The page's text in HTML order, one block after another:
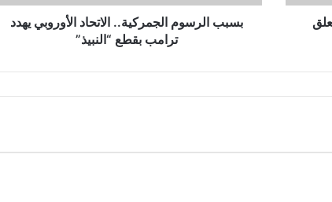
بسبب الرسوم الجمركية.. الاتحاد الأوروبي يهدد
ترامب بقطع “النبيذ”